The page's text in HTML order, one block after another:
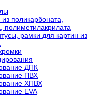
поликарбоната,
полиметилакрилата
рамки для картин из
ДПК
ПВХ
ХПВХ
EVA